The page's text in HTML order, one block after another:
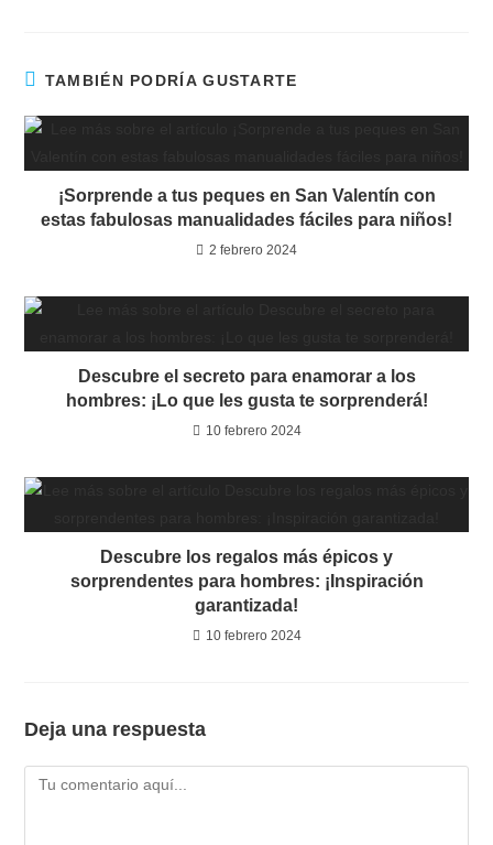
TAMBIÉN PODRÍA GUSTARTE
¡Sorprende a tus peques en San Valentín con
estas fabulosas manualidades fáciles para niños!
2 febrero 2024
Descubre el secreto para enamorar a los
hombres: ¡Lo que les gusta te sorprenderá!
10 febrero 2024
Descubre los regalos más épicos y
sorprendentes para hombres: ¡Inspiración
garantizada!
10 febrero 2024
Deja una respuesta